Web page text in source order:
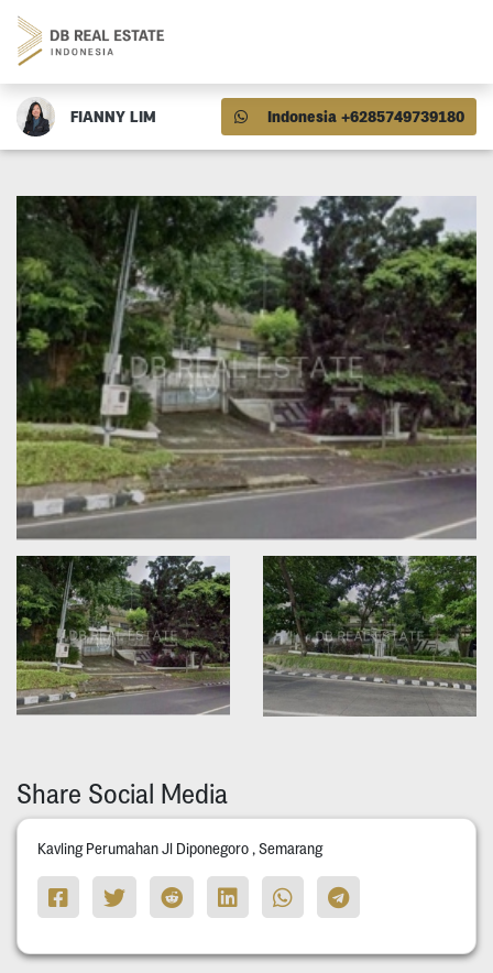
FIANNY LIM Indonesia +6285749739180
Share Social Media
Kavling Perumahan Jl Diponegoro , Semarang